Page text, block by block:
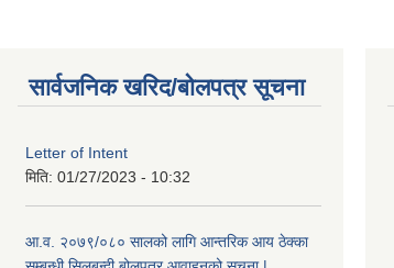
सार्वजनिक खरिद/बोलपत्र सूचना
Letter of Intent
मिति: 01/27/2023 - 10:32
आ.व. २०७९/०८० सालको लागि आन्तरिक आय ठेक्का